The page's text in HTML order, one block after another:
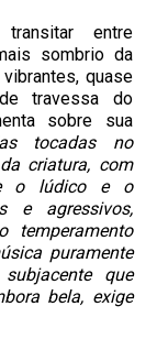
entre
sombrio da
quase
travessa do
sobre sua
tocadas no
criatura, com
o lúdico e o
e agressivos,
puramente
que
bela, exige